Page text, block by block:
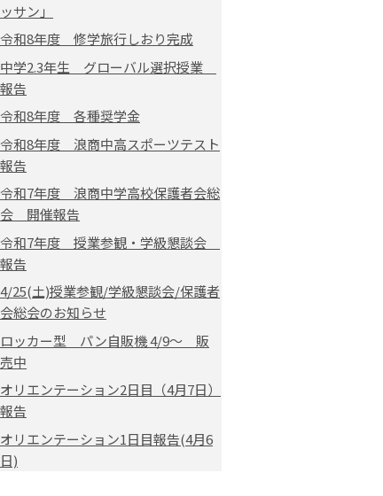
ッサン」
令和8年度 修学旅行しおり完成
中学2.3年生 グローバル選択授業
報告
令和8年度 各種奨学金
令和8年度 浪商中高スポーツテスト
報告
令和7年度 浪商中学高校保護者会総
会 開催報告
令和7年度 授業参観・学級懇談会
報告
4/25(土)授業参観/学級懇談会/保護者
会総会のお知らせ
ロッカー型 パン自販機 4/9～ 販
売中
オリエンテーション2日目（4月7日）
報告
オリエンテーション1日目報告(4月6
日)